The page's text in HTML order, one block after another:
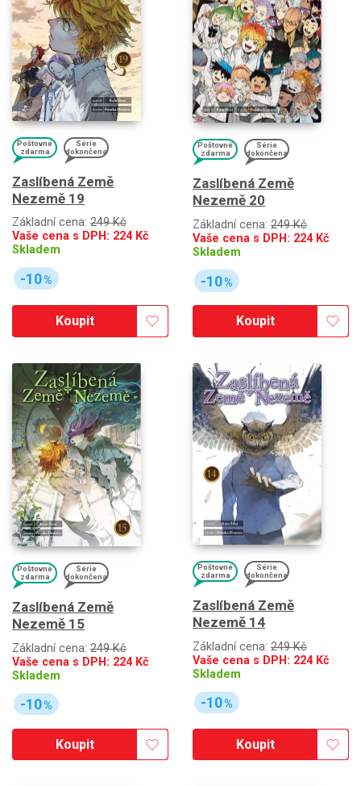
Poštovné
zdarma
Série
dokončena
Zaslíbená Země
Nezemě 19
Základní cena: 249 Kč
Vaše cena s DPH: 224Kč
Skladem
-10%
Koupit
Poštovné
zdarma
Série
dokončena
Zaslíbená Země
Nezemě 20
Základní cena: 249 Kč
Vaše cena s DPH: 224Kč
Skladem
-10%
Koupit
Poštovné
zdarma
Série
dokončena
Zaslíbená Země
Nezemě 15
Základní cena: 249 Kč
Vaše cena s DPH: 224Kč
Skladem
-10%
Koupit
Poštovné
zdarma
Série
dokončena
Zaslíbená Země
Nezemě 14
Základní cena: 249 Kč
Vaše cena s DPH: 224Kč
Skladem
-10%
Koupit